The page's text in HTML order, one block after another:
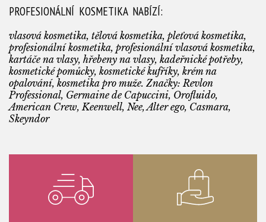
PROFESIONÁLNÍ KOSMETIKA NABÍZÍ:
vlasová kosmetika, tělová kosmetika, pleťová kosmetika,
profesionální kosmetika, profesionální vlasová kosmetika,
kartáče na vlasy, hřebeny na vlasy, kadeřnické potřeby,
kosmetické pomůcky, kosmetické kufříky, krém na
opalování, kosmetika pro muže. Značky: Revlon
Professional, Germaine de Capuccini, Orofluido,
American Crew, Keenwell, Nee, Alter ego, Casmara,
Skeyndor